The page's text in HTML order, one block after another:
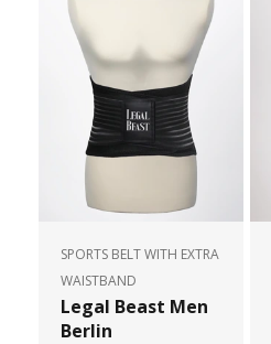
SPORTS BELT WITH EXTRA
WAISTBAND
Legal Beast Men
Berlin